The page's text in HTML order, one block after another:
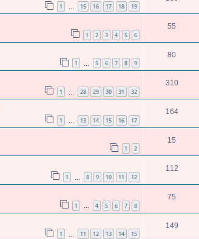
1 15 16 17 18 19
1 2 3 4 5 6
55
1 5 6 7 8 9
80
1 28 29 30 31 32
310
1 … 13 14 15 16 17
164
1 2
15
1 8 9 10 11 12
112
1 … 4 5 6 7 8
75
1 11 12 13 14 15
149